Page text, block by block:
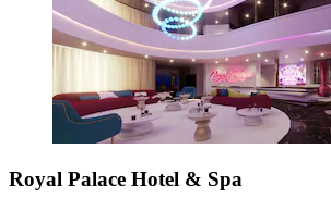
Royal Palace Hotel & Spa